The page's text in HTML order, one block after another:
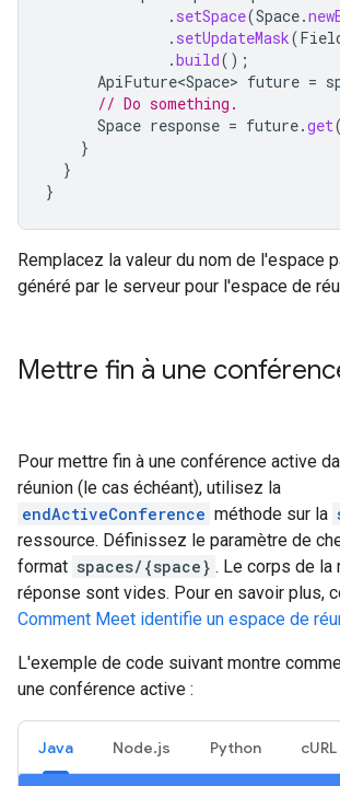
. setSpace(Space.
. setUpdateMask(
.build();
ApiFuture<Space> future =
// Do something.
Space response = future.get
}
}
}
Remplacez la valeur du nom de l'espace
généré par le serveur pour l'espace de
Mettre fin à une
Pour mettre fin à une conférence active
réunion (le cas échéant), utilisez la
endActiveConference méthode sur la
ressource. Définissez le paramètre de
format spaces/{space} . Le corps de la
réponse sont vides. Pour en savoir plus,
Comment Meet identifie un espace de
L'exemple de code suivant montre
une conférence active :
Java Node.js Python cURL